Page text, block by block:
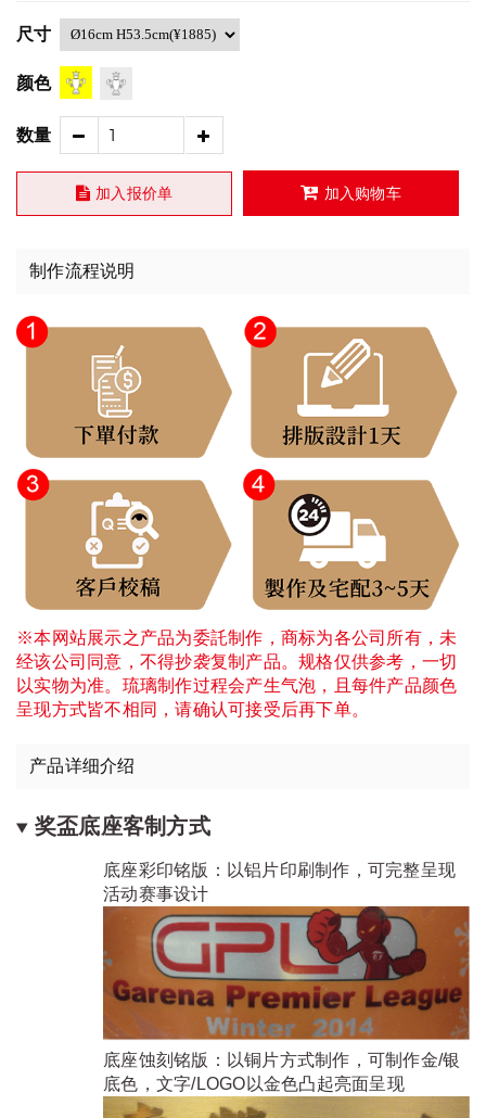
尺寸
颜色
数量
加入报价单 加入购物车
制作流程说明
※本网站展示之产品为委託制作，商标为各公司所有，未
经该公司同意，不得抄袭复制产品。规格仅供参考，一切
以实物为准。琉璃制作过程会产生气泡，且每件产品颜色
呈现方式皆不相同，请确认可接受后再下单。
产品详细介绍
奖盃底座客制方式
底座彩印铭版：以铝片印刷制作，可完整呈现
活动赛事设计
底座蚀刻铭版：以铜片方式制作，可制作金/银
底色，文字/LOGO以金色凸起亮面呈现